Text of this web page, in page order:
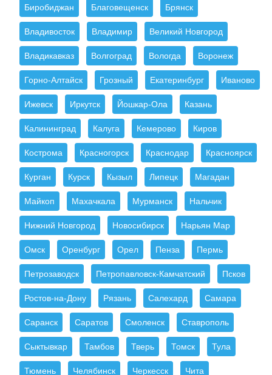
Биробиджан Благовещенск Брянск
Владивосток Владимир Великий Новгород
Владикавказ Волгоград Вологда Воронеж
Горно-Алтайск Грозный Екатеринбург Иваново
Ижевск Иркутск Йошкар-Ола Казань
Калининград Калуга Кемерово Киров
Кострома Красногорск Краснодар Красноярск
Курган Курск Кызыл Липецк Магадан
Майкоп Махачкала Мурманск Нальчик
Нижний Новгород Новосибирск Нарьян Мар
Омск Оренбург Орел Пенза Пермь
Петрозаводск Петропавловск-Камчатский Псков
Ростов-на-Дону Рязань Салехард Самара
Саранск Саратов Смоленск Ставрополь
Сыктывкар Тамбов Тверь Томск Тула
Тюмень Челябинск Черкесск Чита